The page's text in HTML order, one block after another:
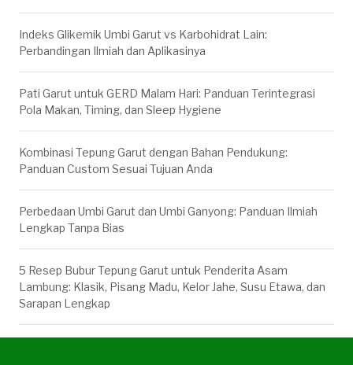
Indeks Glikemik Umbi Garut vs Karbohidrat Lain:
Perbandingan Ilmiah dan Aplikasinya
Pati Garut untuk GERD Malam Hari: Panduan Terintegrasi
Pola Makan, Timing, dan Sleep Hygiene
Kombinasi Tepung Garut dengan Bahan Pendukung:
Panduan Custom Sesuai Tujuan Anda
Perbedaan Umbi Garut dan Umbi Ganyong: Panduan Ilmiah
Lengkap Tanpa Bias
5 Resep Bubur Tepung Garut untuk Penderita Asam
Lambung: Klasik, Pisang Madu, Kelor Jahe, Susu Etawa, dan
Sarapan Lengkap